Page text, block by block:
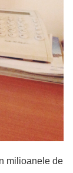
milioanele de